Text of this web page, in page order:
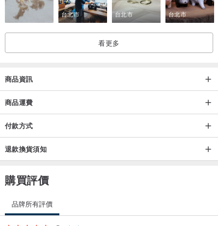
台北市 台北市 台北市
看更多
商品資訊
商品運費
付款方式
退款換貨須知
購買評價
品牌所有評價